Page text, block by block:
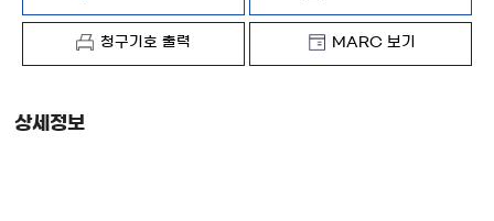
청구기호 출력 MARC 보기
상세정보